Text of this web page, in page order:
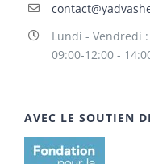
Lundi - Vendredi :
09:00-12:00 -
AVEC LE SOUTIEN